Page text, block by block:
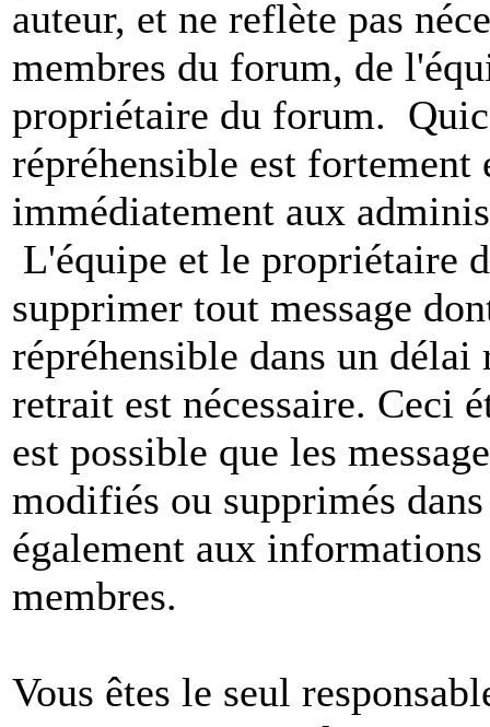
auteur, et ne reflète pas
membres du forum, de
propriétaire du forum.
répréhensible est
immédiatement aux
L'équipe et le propriétaire
supprimer tout message
répréhensible dans un
retrait est nécessaire. Ceci
est possible que les
modifiés ou supprimés
également aux
membres.
Vous êtes le seul